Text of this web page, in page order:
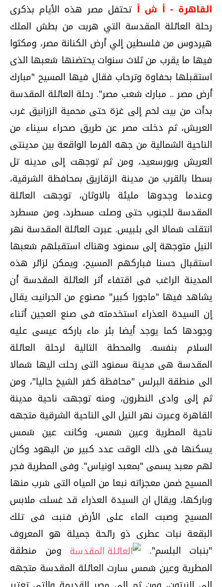
القاهرة - أ ش أ تحتفل مصر هذه الأيام بذكرى
رحلة العائلة المقدسة التي هربت من بطش الملك
هيردوس من فلسطين إلي أرض الكنانة مصر، ومكثوا
فيها ما يقرب من ثلاث سنوات يحتضنها شعبها الذى
استقبلها بحفاوة وترحاب فقال فيها المسيح "مبارك
أرض مصر .. مبارك شعب مصر". رحلة العائلة المقدسة
بدأت من بيت لحم إلى غزة حتى محمية الزرانيق غرب
العريش، ثم دخلت مصر عن طريق صحراء سيناء من
الناحية الشمالية من جهه الفرما الواقعة بين مدينتى
العريش وبورسعيد، ومن ثم توجهت إلى مدينه تل
بسطا بالقرب من مدينة الزقازيق بمحافظة الشرقية،
وعندما وجدوها مليئة بالاوثان، توجهت العائلة
المقدسة للجنوب حتى وصلت مسطرد، ومن مسطرد
انتقلت شمالا الى بلبيس. عبرت العائلة المقدسة نهر
النيل متوجهة إلى سمنود وهناك استقبلهم شعبها
استقبال حسنا فباركهم المسيح، ويمكن لزائر هذه
المدينة الراغب فى اقتفاء أثر العائلة المقدسة أن
يشاهد فيها "ماجورا كبير" مصنوع من الجرانيت يقال
إن السيدة العذراء استخدمته فى صنع العجين أثناء
وجودها كما يوجد أيضا بئر ماء باركه عيسى عليه
السلام بنفسه. والمحطة التالية لرحلة العائلة
المقدسة هى مدينة سمنود التى رحلت اليها شمالا
الى منطقة البرلس "محافظة كفر الشيخ حاليا"، ومن
ثم إلى وادى النطرون، ومنه توجهت ناحية مدينة
القاهرة وعبرت نهر النيل الى الناحية الشرقية متجهه
ناحية المطرية وعين شمس، وكانت عين شمس
يسكنها فى ذلك الوقت عدد كبير من اليهود وكان
لهم معبد يسمى "بمعبد اونياس". وفى المطرية فجر
المسيح ضمن معجزاته نبعا من المياه التى شرب منها
وباركها، ويقال ان السيدة العذراء قد غسلت ملابس
المسيح وصبت الماء على الأرض فنبت فى تلك
البقعة نبات عطرى ذو رائحة جميلة هو المعروف
"بنبات البلسم".
ومن منطقة
المطرية وعين شمس سارت العائلة المقدسة متجهه